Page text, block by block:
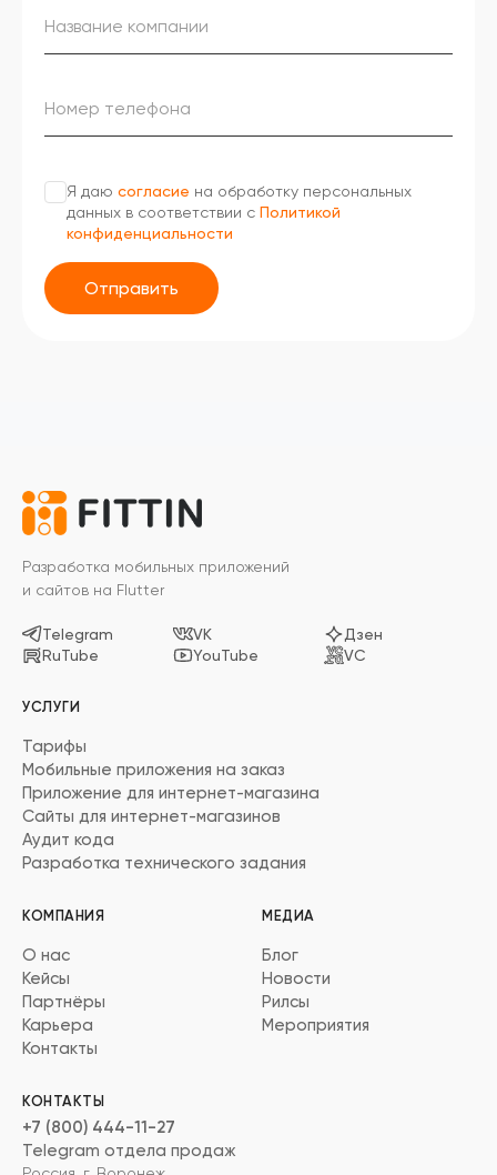
Я даю согласие на обработку персональных
данных в соответствии с Политикой
конфиденциальности
Отправить
Разработка мобильных приложений
и сайтов на Flutter
Telegram VK
Дзен
RuTube
YouTube VC
УСЛУГИ
Тарифы
Мобильные приложения на заказ
Приложение для интернет-магазина
Сайты для интернет-магазинов
Аудит кода
Разработка технического задания
КОМПАНИЯ
О нас
Кейсы
Партнёры
Карьера
Контакты
МЕДИА
Блог
Новости
Рилсы
Мероприятия
КОНТАКТЫ
+7 (800) 444-11-27
Telegram отдела продаж